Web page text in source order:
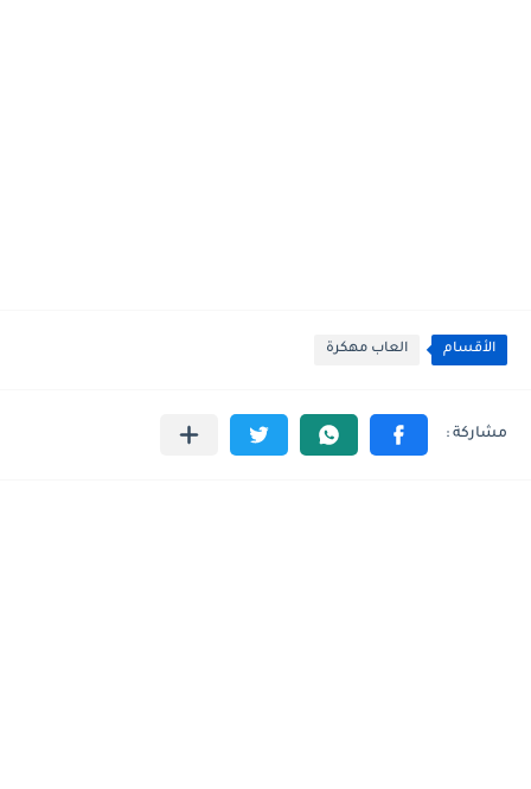
الأقسام العاب مهكرة